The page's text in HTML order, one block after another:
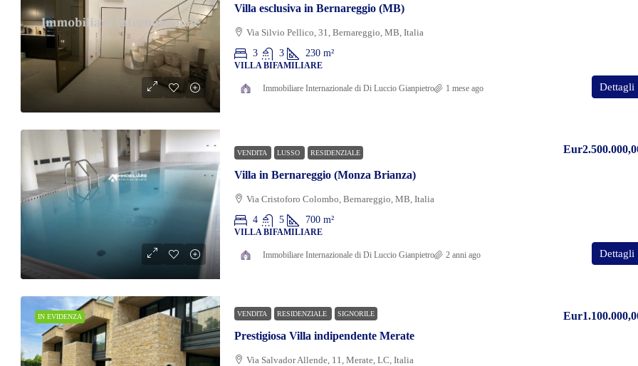
Villa esclusiva in Bernareggio (MB)
Via Silvio Pellico, 31, Bernareggio, MB, Italia
3
3 230 m²
VILLA BIFAMILIARE
Dettagli
Immobiliare Internazionale di Di Luccio Gianpietro 1 mese ago
VENDITA LUSSO RESIDENZIALE
Villa in Bernareggio (Monza Brianza)
Via Cristoforo Colombo, Bernareggio, MB, Italia
4
5 700 m²
VILLA BIFAMILIARE
Dettagli
Immobiliare Internazionale di Di Luccio Gianpietro 2 anni ago
IN EVIDENZA VENDITA RESIDENZIALE SIGNORILE
Prestigiosa Villa indipendente Merate
Via Salvador Allende, 11, Merate, LC, Italia